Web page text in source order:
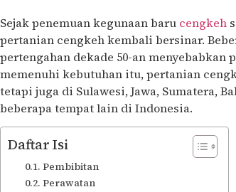
Sejak penemuan kegunaan baru cengkeh
pertanian cengkeh kembali bersinar.
pertengahan dekade 50-an
memenuhi kebutuhan itu, pertanian
tetapi juga di Sulawesi, Jawa, Sumatera,
beberapa tempat lain di Indonesia.
Daftar Isi
Pembibitan
Perawatan